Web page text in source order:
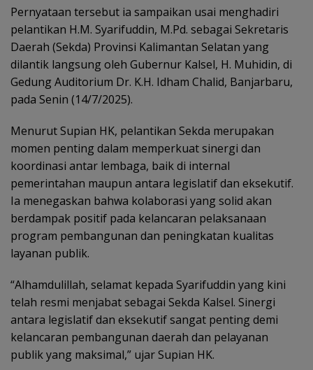
Pernyataan tersebut ia sampaikan usai menghadiri
pelantikan H.M. Syarifuddin, M.Pd. sebagai Sekretaris
Daerah (Sekda) Provinsi Kalimantan Selatan yang
dilantik langsung oleh Gubernur Kalsel, H. Muhidin, di
Gedung Auditorium Dr. K.H. Idham Chalid, Banjarbaru,
pada Senin (14/7/2025).
Menurut Supian HK, pelantikan Sekda merupakan
momen penting dalam memperkuat sinergi dan
koordinasi antar lembaga, baik di internal
pemerintahan maupun antara legislatif dan eksekutif.
Ia menegaskan bahwa kolaborasi yang solid akan
berdampak positif pada kelancaran pelaksanaan
program pembangunan dan peningkatan kualitas
layanan publik.
“Alhamdulillah, selamat kepada Syarifuddin yang kini
telah resmi menjabat sebagai Sekda Kalsel. Sinergi
antara legislatif dan eksekutif sangat penting demi
kelancaran pembangunan daerah dan pelayanan
publik yang maksimal,” ujar Supian HK.